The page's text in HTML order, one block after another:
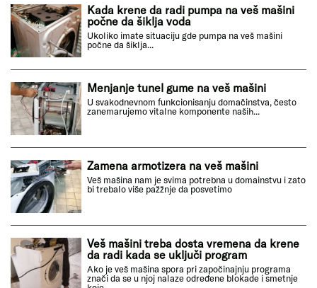
Kada krene da radi pumpa na veš mašini
počne da šiklja voda
Ukoliko imate situaciju gde pumpa na veš mašini
počne da šiklja...
Menjanje tunel gume na veš mašini
U svakodnevnom funkcionisanju domačinstva, često
zanemarujemo vitalne komponente naših...
Zamena armotizera na veš mašini
Veš mašina nam je svima potrebna u domainstvu i zato
bi trebalo više pažžnje da posvetimo
Veš mašini treba dosta vremena da krene
da radi kada se uključi program
Ako je veš mašina spora pri započinajnju programa
znači da se u njoj nalaze određene blokade i smetnje